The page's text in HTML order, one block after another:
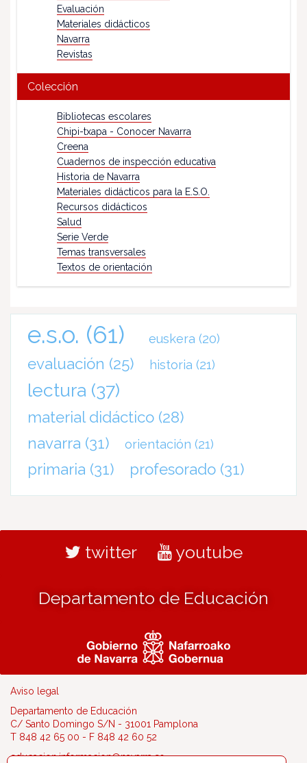
Evaluación
Materiales didácticos
Navarra
Revistas
Colección
Bibliotecas escolares
Chipi-txapa - Conocer Navarra
Creena
Cuadernos de inspección educativa
Historia de Navarra
Materiales didácticos para la E.S.O.
Recursos didácticos
Salud
Serie Verde
Temas transversales
Textos de orientación
e.s.o. (61) euskera (20)
evaluación (25) historia (21)
lectura (37)
material didáctico (28)
navarra (31) orientación (21)
primaria (31) profesorado (31)
twitter youtube
Departamento de Educación
Aviso legal
Departamento de Educación
C/ Santo Domingo S/N - 31001 Pamplona
T 848 42 65 00 - F 848 42 60 52
educacion.informacion@navarra.es